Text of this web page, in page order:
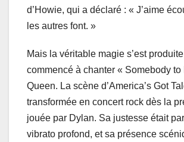
d’Howie, qui a déclaré : « J’aime
les autres font. »
Mais la véritable magie s’est
commencé à chanter « Somebody to
Queen. La scène d’America’s Got
transformée en concert rock dès la
jouée par Dylan. Sa justesse était
vibrato profond, et sa présence